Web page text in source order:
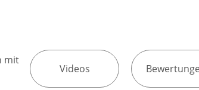
mit
Videos